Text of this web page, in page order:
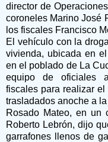
director de
coroneles Marino José
los fiscales Francisco
El vehículo con la
vivienda, ubicada en
en el poblado de La
equipo de oficiales
fiscales para realizar el
trasladados anoche a
Rosado Mateo, en un
Roberto Lebrón, dijo
garrafones llenos de